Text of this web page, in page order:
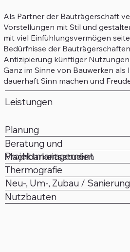
Leistungen
Planung
Beratung und
Projektmanagement
Machbarkeitsstudien
Thermografie
Neu-, Um-, Zubau / Sanierung
Nutzbauten
Als Partner der Bauträgerschaft
Vorstellungen mit Stil und
mit viel Einfühlungsvermögen
Bedürfnisse der
Antizipierung künftiger Nutzungen.
Ganz im Sinne von Bauwerken als
dauerhaft Sinn machen und